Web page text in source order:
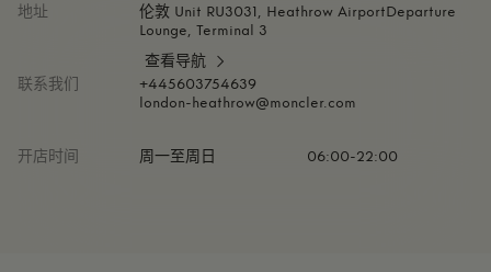
地址
伦敦 Unit RU3031, Heathrow AirportDeparture
Lounge, Terminal 3
查看导航
联系我们
+445603754639
london-heathrow@moncler.com
开店时间 周一至周日 06:00-22:00